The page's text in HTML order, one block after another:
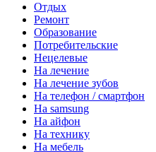
Отдых
Ремонт
Образование
Потребительские
Нецелевые
На лечение
На лечение зубов
На телефон / смартфон
На samsung
На айфон
На технику
На мебель